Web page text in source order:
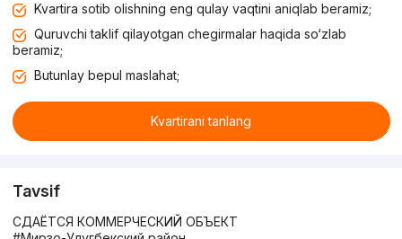
Kvartira sotib olishning eng qulay vaqtini aniqlab beramiz;
Quruvchi taklif qilayotgan chegirmalar haqida so‘zlab
beramiz;
Butunlay bepul maslahat;
Kvartirani tanlang
Tavsif
СДАЁТСЯ КОММЕРЧЕСКИЙ ОБЪЕКТ